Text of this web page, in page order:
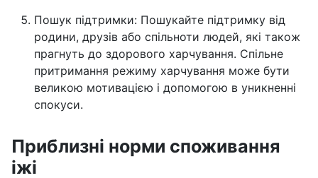
Пошук підтримки: Пошукайте підтримку від
родини, друзів або спільноти людей, які також
прагнуть до здорового харчування. Спільне
притримання режиму харчування може бути
великою мотивацією і допомогою в уникненні
спокуси.
Приблизні норми споживання
іжі